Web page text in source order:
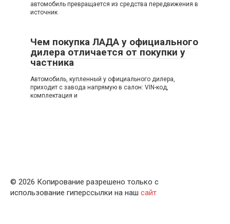
автомобиль превращается из средства передвижения в
источник
Чем покупка ЛАДА у официального
дилера отличается от покупки у
частника
Автомобиль, купленный у официального дилера,
приходит с завода напрямую в салон: VIN-код,
комплектация и
© 2026 Копирование разрешено только с
использование гиперссылки на наш сайт